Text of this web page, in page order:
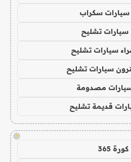
سيارات سكراب
سيارات تشليح
سيارات تشليح
سيارات تشليح
مصدومة
قديمة تشليح
!
كورة 365